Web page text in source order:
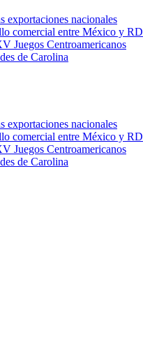
exportaciones nacionales
comercial entre México y RD
Juegos Centroamericanos
de Carolina
exportaciones nacionales
comercial entre México y RD
Juegos Centroamericanos
de Carolina